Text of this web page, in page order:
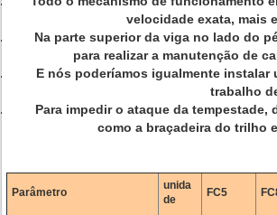
velocidade exata, mais
Na parte superior da viga no lado do
para realizar a manutenção de
E nós poderíamos igualmente instalar
trabalho
Para impedir o ataque da
como a braçadeira do trilho
Parâmetro
unida
de
FC5